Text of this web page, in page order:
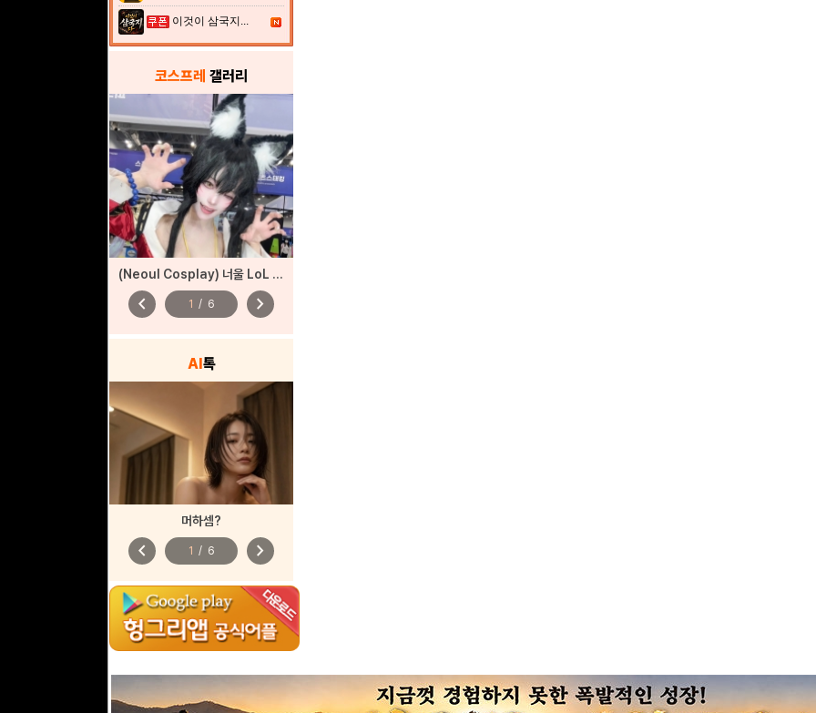
이것이 삼국지...
코스프레 갤러리
(Neoul Cosplay) 너울 LoL 아리 코스프레
chevron_left 1 / 6 chevron_right
AI톡
머하셈?
chevron_left 1 / 6 chevron_right